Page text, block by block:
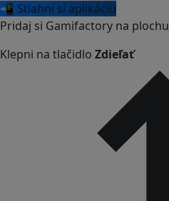
📲 Stiahni si aplikáciu
Pridaj si Gamifactory na plochu
Klepni na tlačidlo Zdieľať